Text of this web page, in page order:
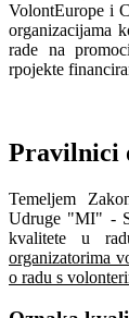
VolontEurope i
organizacijama
rade na
rpojekte
Pravilnici
Temeljem
Udruge "MI" -
kvalitete u
organizatorima
o radu s